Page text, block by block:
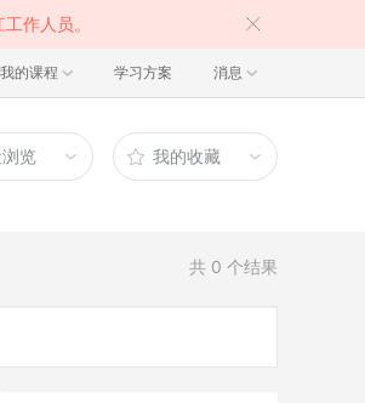
作人员。
我的课程 学习方案 消息
览 我的收藏
共 0 个结果